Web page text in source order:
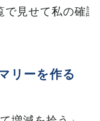
見せて私の確
リーを作る